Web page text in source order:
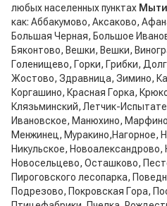
любых населенных пунктах
как: Аббакумово, Аксаково,
Большая Черная, Большое
Бяконтово, Вешки, Вешки,
Голенищево, Горки, Грибки,
Жостово, Здравница, Зимино,
Коргашино, Красная Горка,
Клязьминский, Летчик-
Ивановское, Манюхино,
Менжинец, Муракино,Нагорное,
Никульское, Новоалександрово,
Новосельцево, Осташково,
Пироговского лесопарка,
Подрезово, Покровская Гора,